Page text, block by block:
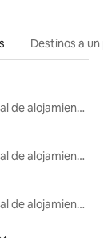
Destinos a un
Renta mensual de alojamientos
Renta mensual de alojamientos
Renta mensual de alojamientos